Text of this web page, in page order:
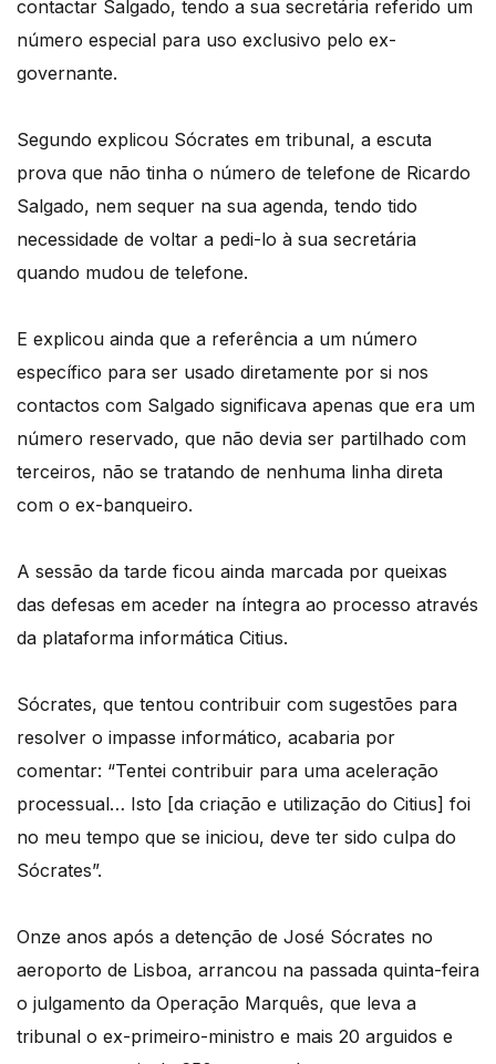
contactar Salgado, tendo a sua secretária referido um
número especial para uso exclusivo pelo ex-
governante.
Segundo explicou Sócrates em tribunal, a escuta
prova que não tinha o número de telefone de Ricardo
Salgado, nem sequer na sua agenda, tendo tido
necessidade de voltar a pedi-lo à sua secretária
quando mudou de telefone.
E explicou ainda que a referência a um número
específico para ser usado diretamente por si nos
contactos com Salgado significava apenas que era um
número reservado, que não devia ser partilhado com
terceiros, não se tratando de nenhuma linha direta
com o ex-banqueiro.
A sessão da tarde ficou ainda marcada por queixas
das defesas em aceder na íntegra ao processo através
da plataforma informática Citius.
Sócrates, que tentou contribuir com sugestões para
resolver o impasse informático, acabaria por
comentar: “Tentei contribuir para uma aceleração
processual… Isto [da criação e utilização do Citius] foi
no meu tempo que se iniciou, deve ter sido culpa do
Sócrates”.
Onze anos após a detenção de José Sócrates no
aeroporto de Lisboa, arrancou na passada quinta-feira
o julgamento da Operação Marquês, que leva a
tribunal o ex-primeiro-ministro e mais 20 arguidos e